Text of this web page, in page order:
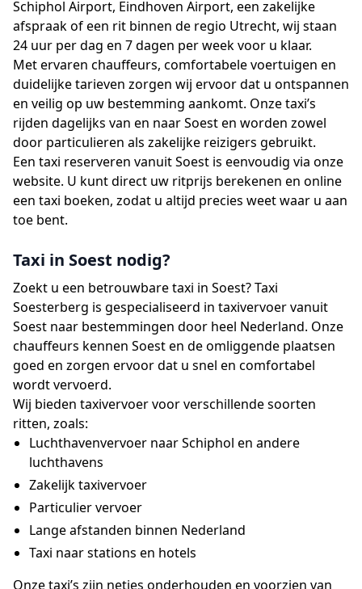
Schiphol Airport, Eindhoven Airport, een zakelijke
afspraak of een rit binnen de regio Utrecht, wij staan
24 uur per dag en 7 dagen per week voor u klaar.
Met ervaren chauffeurs, comfortabele voertuigen en
duidelijke tarieven zorgen wij ervoor dat u ontspannen
en veilig op uw bestemming aankomt. Onze taxi’s
rijden dagelijks van en naar Soest en worden zowel
door particulieren als zakelijke reizigers gebruikt.
Een taxi reserveren vanuit Soest is eenvoudig via onze
website. U kunt direct uw ritprijs berekenen en online
een taxi boeken, zodat u altijd precies weet waar u aan
toe bent.
Taxi in Soest nodig?
Zoekt u een betrouwbare taxi in Soest? Taxi
Soesterberg is gespecialiseerd in taxivervoer vanuit
Soest naar bestemmingen door heel Nederland. Onze
chauffeurs kennen Soest en de omliggende plaatsen
goed en zorgen ervoor dat u snel en comfortabel
wordt vervoerd.
Wij bieden taxivervoer voor verschillende soorten
ritten, zoals:
Luchthavenvervoer naar Schiphol en andere
luchthavens
Zakelijk taxivervoer
Particulier vervoer
Lange afstanden binnen Nederland
Taxi naar stations en hotels
Onze taxi’s zijn netjes onderhouden en voorzien van